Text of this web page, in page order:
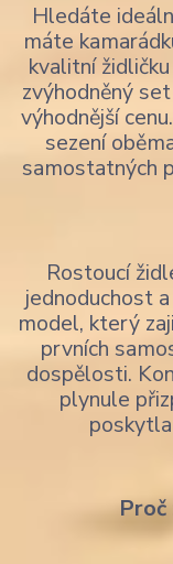
Hledáte
máte
kvalitní
zvýhodněný
výhodnější
sezení
samostatných
Rostoucí
jednoduchost
model, který
prvních
dospělosti.
plynule
Proč